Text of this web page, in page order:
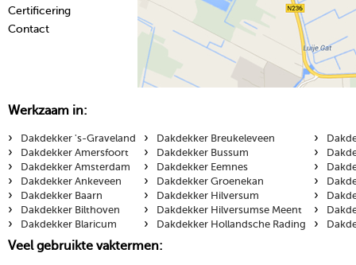
Certificering
Contact
Werkzaam in:
›
Dakdekker 's-Graveland
› Dakdekker Amersfoort
› Dakdekker Amsterdam
› Dakdekker Ankeveen
› Dakdekker Baarn
› Dakdekker Bilthoven
› Dakdekker Blaricum
› Dakdekker Breukeleveen
› Dakdekker Bussum
› Dakdekker Eemnes
› Dakdekker Groenekan
› Dakdekker Hilversum
› Dakdekker Hilversumse Meent
› Dakdekker Hollandsche Rading
›
›
›
›
›
›
›
Veel gebruikte vaktermen: